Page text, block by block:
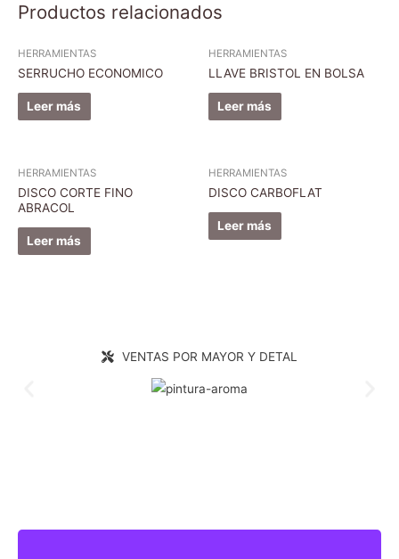
Productos relacionados
HERRAMIENTAS
SERRUCHO ECONOMICO
Leer más
HERRAMIENTAS
LLAVE BRISTOL EN BOLSA
Leer más
HERRAMIENTAS
DISCO CORTE FINO
ABRACOL
Leer más
HERRAMIENTAS
DISCO CARBOFLAT
Leer más
VENTAS POR MAYOR Y DETAL